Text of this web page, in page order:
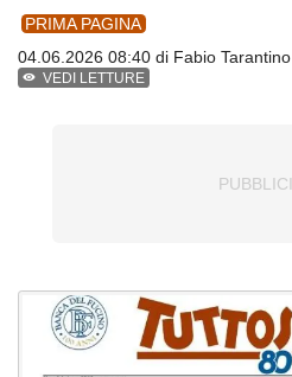
PRIMA PAGINA
04.06.2026 08:40 di Fabio Tarantino
VEDI LETTURE